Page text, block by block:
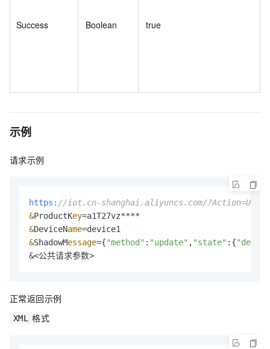
Success Boolean true
示例
请求示例
https: //iot.cn-shanghai.aliyuncs.com/
&ProductKey=
&DeviceName=
&ShadowMessage={"method" : "update" , "state" : {
&<公共请求参数>
正常返回示例
XML 格式